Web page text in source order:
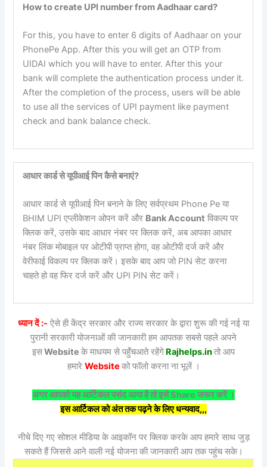
How to create UPI number from Aadhaar card?
For this, you have to enter 6 digits of Aadhaar on your
PhonePe App. After this you will get an OTP from
UIDAI which you will have to enter. After this your
bank will complete the authentication process under it.
After the completion of the process, users will be able
to use all the services of UPI payment like payment
check and bank balance check.
आधार कार्ड से यूपीआई पिन कैसे बनाएं?
आधार कार्ड से यूपीआई पिन बनाने के लिए सर्वप्रथम Phone Pe या
BHIM UPI एप्लीकेशन ओपन करें और Bank Account विकल्प पर
क्लिक करें, उसके बाद आधार नंबर पर क्लिक करें, अब आपका आधार
नंबर लिंक मोबाइल पर ओटीपी प्राप्त होगा, वह ओटीपी दर्ज करें और
वेरीफाई विकल्प पर क्लिक करें। इसके बाद आप जो PIN सेट करना
चाहते हो वह फिर दर्ज करें और UPI PIN सेट करें।
ध्यान दें :- ऐसे ही केंद्र सरकार और राज्य सरकार के द्वारा शुरू की गई नई या
पुरानी सरकारी योजनाओं की जानकारी हम आपतक सबसे पहले अपने
इसWebsite के माधयम से पहुँचआते रहेंगे Rajhelps.inतो आप
हमारे Website को फॉलो करना ना भूलें ।
अगर आपको यह आर्टिकल पसंद आया है तो इसे Share जरूर करें ।
इस आर्टिकल को अंत तक पढ़ने के लिए धन्यवाद,,,
नीचे दिए गए सोशल मीडिया के आइकॉन पर क्लिक करके आप हमारे साथ जुड़
सकते हैं जिससे आने वाली नई योजना की जानकारी आप तक पहुंच सके।